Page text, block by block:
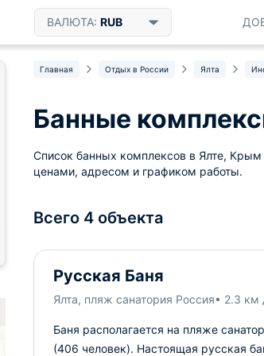
ВАЛЮТА: RUB
Главная Отдых в России Ялта
Банные
Список банных комплексов в Ялте, Крым
ценами, адресом и графиком работы.
Всего 4 объекта
Русская Баня
Ялта, пляж санатория Россия• 2.3 км
Баня располагается на пляже
(406 человек). Настоящая русская